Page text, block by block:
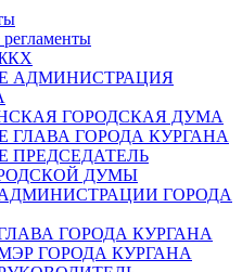
АДМИНИСТРАЦИЯ
ГОРОДСКАЯ ДУМА
ГЛАВА ГОРОДА КУРГАНА
ПРЕДСЕДАТЕЛЬ
ДУМЫ
ГОРОДА
ГОРОДА КУРГАНА
ГОРОДА КУРГАНА